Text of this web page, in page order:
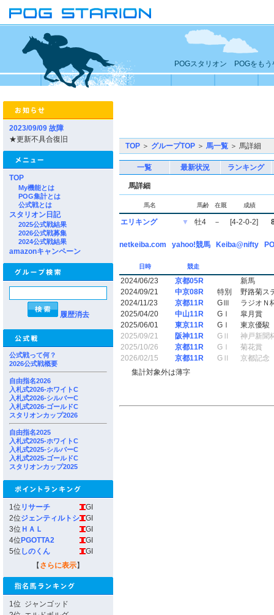
POGスタリオン POGをもう
2023/09/09 故障
★更新不具合復旧
TOP
My機能とは
POG集計とは
公式戦とは
スタリオン日記
2025公式戦結果
2026公式戦募集
2024公式戦結果
amazonキャンペーン
履歴消去
公式戦って何？
2026公式戦概要
自由指名2026
入札式2026-ホワイトC
入札式2026-シルバーC
入札式2026-ゴールドC
スタリオンカップ2026
自由指名2025
入札式2025-ホワイトC
入札式2025-シルバーC
入札式2025-ゴールドC
スタリオンカップ2025
1位 リサーチ
GI
2位ジェンティルトシ
GI
3位 ＨＡＬ
GI
4位 PGOTTA2
GI
5位 しのくん
GI
【 さらに表示】
1位 ジャンゴッド
TOP ＞ グループTOP ＞ 馬一覧 ＞ 馬詳細
一覧 最新状況 ランキング
馬詳細
馬名 馬齢 在厩 成績
エリキング ▼ 牡4 － [4-2-0-2]
netkeiba.com yahoo!競馬 Keiba@nifty
日時 競走
2024/06/23 京都05R
新馬
2024/09/21
中京08R 特別
野路菊ス
2024/11/23
京都11R GⅢ
ラジオＮ
2025/04/20
中山11R GⅠ
皐月賞
2025/06/01
東京11R GⅠ
東京優駿
2025/09/21
阪神11R GⅡ
神戸新聞
2025/10/26
京都11R GⅠ
菊花賞
2026/02/15
京都11R GⅡ
京都記念
集計対象外は薄字